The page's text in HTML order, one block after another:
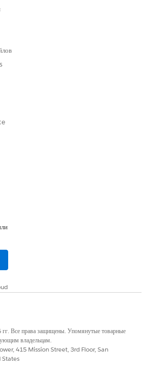
Все права защищены. Упомянутые товарные
владельцам.
415 Mission Street, 3rd Floor, San
States